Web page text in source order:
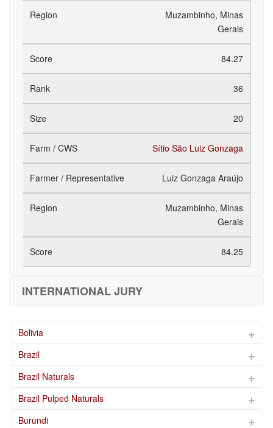
Muzambinho, Minas
Gerais
84.27
36
20
Sítio São Luiz Gonzaga
Luiz Gonzaga Araújo
Muzambinho, Minas
Gerais
84.25
INTERNATIONAL JURY
Bolivia
Brazil
Brazil Naturals
Brazil Pulped Naturals
Burundi